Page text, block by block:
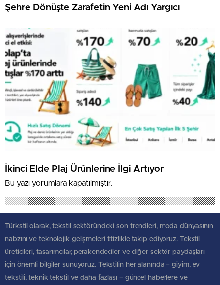
Şehre Dönüşte Zarafetin Yeni Adı Yargıcı
İkinci Elde Plaj Ürünlerine İlgi Artıyor
Bu yazı yorumlara kapatılmıştır.
Türkstil olarak, tekstil sektöründeki son trendleri, moda dünyasının
nabzını ve teknolojik gelişmeleri titizlikle takip ediyoruz. Tekstil
üreticileri, tasarımcılar, perakendeciler ve diğer sektör paydaşları
için önemli bilgiler sunuyoruz. Tekstilin her alanında – giyim, ev
tekstili, teknik tekstil ve daha fazlası – güncel haberlere ve